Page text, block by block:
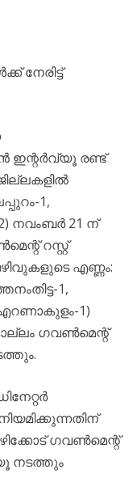
നേരിട്ട്
ഇന്റർവ്യൂ രണ്ട്
1,
നവംബർ 21 ന്
റസ്റ്റ്
എണ്ണം:
1,
എറണാകുളം-1)
ഗവൺമെന്റ്
ഗവൺമെന്റ്
നടത്തും